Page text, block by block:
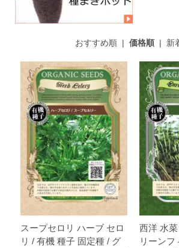
おすすめ順| 価格順| 新
スープセロリ ハーブ セロ
リ / 有機 種子 固定種 / グ
西洋 水
リーンフ